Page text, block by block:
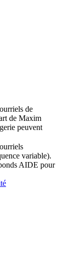
de
de Maxim
peuvent
variable).
AIDE pour